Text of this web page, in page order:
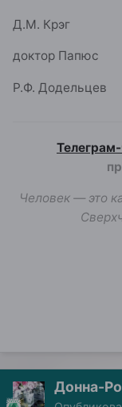
Д.М. Крэг
доктор Папюс
Р.Ф. Додельцев
Человек — это
Донна-